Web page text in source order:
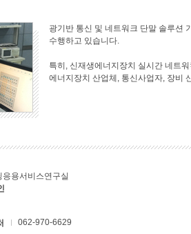
광기반 통신 및 네트워크 단말 솔루션
수행하고 있습니다.
특히, 신재생에너지장치 실시간 네트
에너지장치 산업체, 통신사업자, 장비
응용서비스연구실
062-970-6629